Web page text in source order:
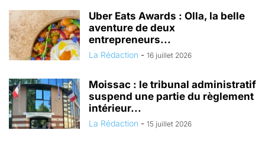
Uber Eats Awards : Olla, la belle
aventure de deux
entrepreneurs...
La Rédaction - 16 juillet 2026
Moissac : le tribunal administratif
suspend une partie du règlement
intérieur...
La Rédaction - 15 juillet 2026